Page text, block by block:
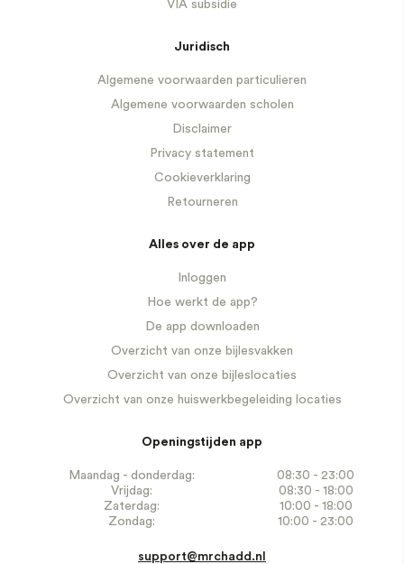
VIA subsidie
Juridisch
Algemene voorwaarden particulieren
Algemene voorwaarden scholen
Disclaimer
Privacy statement
Cookieverklaring
Retourneren
Alles over de app
Inloggen
Hoe werkt de app?
De app downloaden
Overzicht van onze bijlesvakken
Overzicht van onze bijleslocaties
Overzicht van onze huiswerkbegeleiding locaties
Openingstijden app
Maandag - donderdag:
08:30 - 23:00
Vrijdag:
08:30 - 18:00
Zaterdag:
10:00 - 18:00
Zondag:
10:00 - 23:00
support@mrchadd.nl